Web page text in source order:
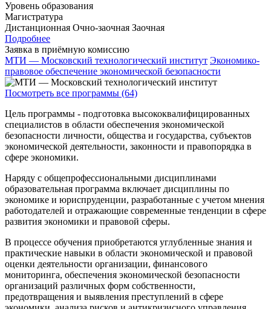
Уровень образования
Магистратура
Дистанционная Очно-заочная Заочная
Подробнее
Заявка в приёмную комиссию
МТИ — Московский технологический институт Экономико-
правовое обеспечение экономической безопасности
Посмотреть все программы (64)
Цель программы - подготовка высококвалифицированных
специалистов в области обеспечения экономической
безопасности личности, общества и государства, субъектов
экономической деятельности, законности и правопорядка в
сфере экономики.
Наряду с общепрофессиональными дисциплинами
образовательная программа включает дисциплины по
экономике и юриспруденции, разработанные с учетом мнения
работодателей и отражающие современные тенденции в сфере
развития экономики и правовой сферы.
В процессе обучения приобретаются углубленные знания и
практические навыки в области экономической и правовой
оценки деятельности организации, финансового
мониторинга, обеспечения экономической безопасности
организаций различных форм собственности,
предотвращения и выявления преступлений в сфере